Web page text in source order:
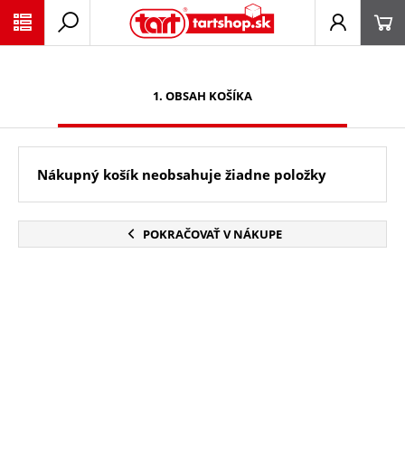
1. OBSAH KOŠÍKA
Nákupný košík neobsahuje žiadne položky
POKRAČOVAŤ V NÁKUPE